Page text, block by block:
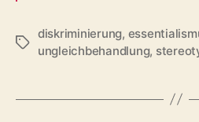
Schlagwörter
diskriminierung,
ungleichbehandlung,